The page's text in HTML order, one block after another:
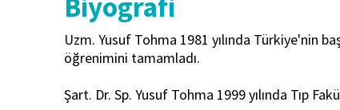
Biyografi
Uzm. Yusuf Tohma 1981 yılında Türkiye'nin
öğrenimini tamamladı.
Şart. Dr. Sp. Yusuf Tohma 1999 yılında Tıp